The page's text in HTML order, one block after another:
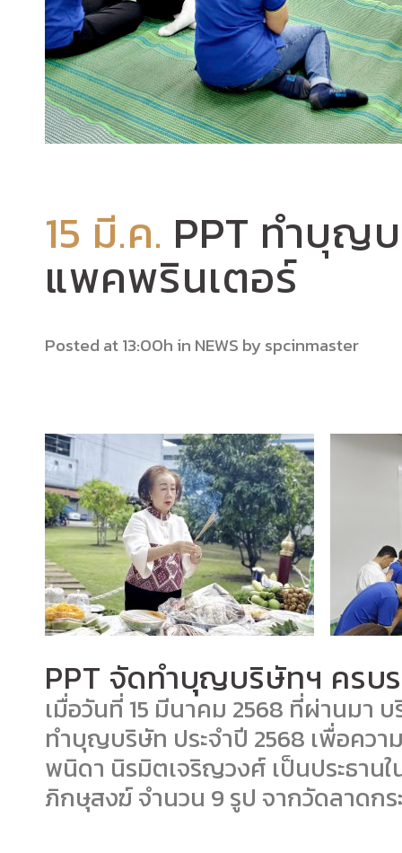
15 มี.ค. PPT ทำบุญ
แพคพรินเตอร์
Posted at 13:00h in NEWS byspcinmaster
PPT จัดทำบุญบริษัทฯ ครบ
เมื่อวันที่ 15 มีนาคม 2568 ที่ผ่านมา
ทำบุญบริษัท ประจำปี 2568 เพื่อคว
พนิดา นิรมิตเจริญวงศ์ เป็นประธาน
ภิกษุสงฆ์ จำนวน 9 รูป จากวัดลาดกร